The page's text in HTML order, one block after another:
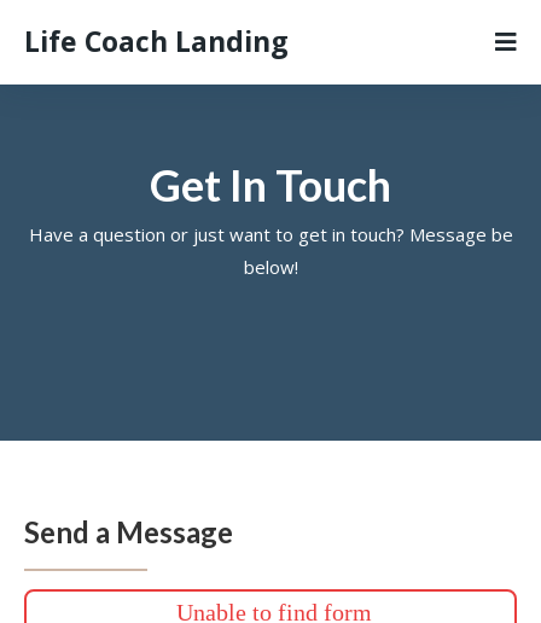
Life Coach Landing
Get In Touch
Have a question or just want to get in touch? Message be
below!
Send a Message
Unable to find form